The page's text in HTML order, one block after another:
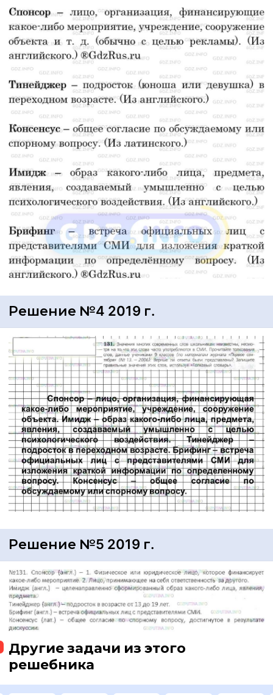
Решение №4 2019 г.
Решение №5 2019 г.
Другие задачи из этого
решебника